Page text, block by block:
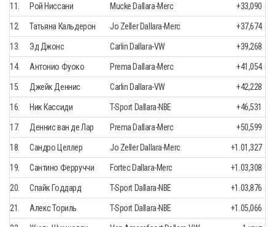
11. Рой Ниссани Mucke Dallara-Merc +33,090
12. Татьяна Кальдерон Jo Zeller Dallara-Merc +37,674
13. Эд Джонс Carlin Dallara-VW +39,268
14. Антонио Фуоко Prema Dallara-Merc +41,054
15. Джейк Деннис Carlin Dallara-VW +42,228
16. Ник Кассиди T-Sport Dallara-NBE +46,531
17. Деннис ван де Лар Prema Dallara-Merc +50,599
18. Сандро Целлер Jo Zeller Dallara-Merc +1.01,327
19. Сантино Ферруччи Fortec Dallara-Merc +1.03,308
20. Спайк Годдард T-Sport Dallara-NBE +1.03,876
21. Алекс Ториль T-Sport Dallara-NBE +1.05,066